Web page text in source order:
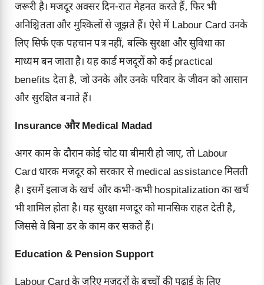
जरूरी है। मजदूर अक्सर दिन-रात मेहनत करते हैं, फिर भी
अनिश्चितता और मुश्किलों से जूझते हैं। ऐसे में Labour Card उनके
लिए सिर्फ एक पहचान पत्र नहीं, बल्कि सुरक्षा और सुविधा का
माध्यम बन जाता है। यह कार्ड मजदूरों को कई practical
benefits देता है, जो उनके और उनके परिवार के जीवन को आसान
और सुरक्षित बनाते हैं।
Insurance और Medical Madad
अगर काम के दौरान कोई चोट या बीमारी हो जाए, तो Labour
Card धारक मजदूर को सरकार से medical assistance मिलती
है। इसमें इलाज के खर्च और कभी-कभी hospitalization का खर्च
भी शामिल होता है। यह सुरक्षा मजदूर को मानसिक राहत देती है,
जिससे वे बिना डर के काम कर सकते हैं।
Education & Pension Support